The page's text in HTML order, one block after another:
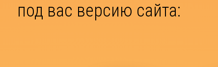
под вас версию сайта: